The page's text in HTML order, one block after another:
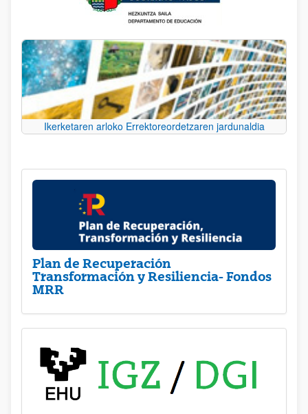
Ikerketaren arloko Errektoreordetzaren jardunaldia
Plan de Recuperación
Transformación y Resiliencia- Fondos
MRR